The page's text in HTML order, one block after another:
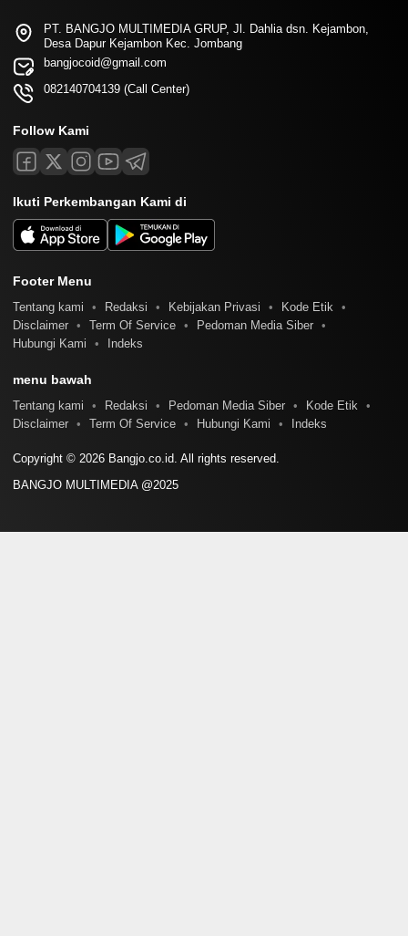
PT. BANGJO MULTIMEDIA GRUP, Jl. Dahlia dsn. Kejambon,
Desa Dapur Kejambon Kec. Jombang
bangjocoid@gmail.com
082140704139 (Call Center)
Follow Kami
Ikuti Perkembangan Kami di
Footer Menu
Tentang kami Redaksi Kebijakan Privasi
Kode Etik
Disclaimer
Term Of Service
Pedoman Media Siber
Hubungi Kami
Indeks
menu bawah
Tentang kami Redaksi Pedoman Media Siber
Kode Etik
Disclaimer
Term Of Service Hubungi Kami Indeks
Copyright © 2026 Bangjo.co.id. All rights reserved.
BANGJO MULTIMEDIA @2025